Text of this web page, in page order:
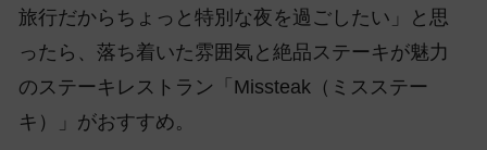
旅行だからちょっと特別な夜を過ごしたい」と思
ったら、落ち着いた雰囲気と絶品ステーキが魅力
のステーキレストラン「Missteak（ミスステー
キ）」がおすすめ。